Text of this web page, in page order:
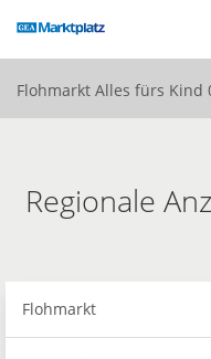
Modus
aktivieren
zurFlohmarkt Alles fürs Kind
Regionale
Flohmarkt